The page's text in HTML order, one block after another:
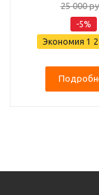
25 000
-5%
Экономия 1